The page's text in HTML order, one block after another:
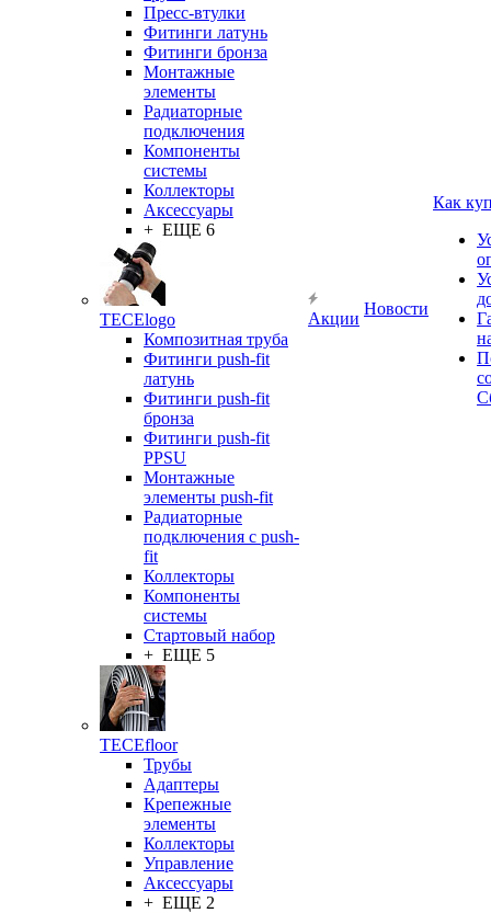
Пресс-втулки
Фитинги латунь
Фитинги бронза
Монтажные
элементы
Радиаторные
подключения
Компоненты
системы
Коллекторы
Аксессуары
+ ЕЩЕ 6
TECElogo
Композитная труба
Фитинги push-fit
латунь
Фитинги push-fit
бронза
Фитинги push-fit
PPSU
Монтажные
элементы push-fit
Радиаторные
подключения с push-
fit
Коллекторы
Компоненты
системы
Стартовый набор
+ ЕЩЕ 5
TECEfloor
Трубы
Адаптеры
Крепежные
элементы
Коллекторы
Управление
Аксессуары
+ ЕЩЕ 2
Акции
Новости
Как